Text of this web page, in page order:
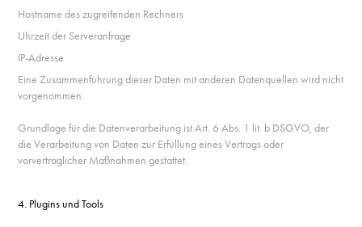
Hostname des zugreifenden Rechners
Uhrzeit der Serveranfrage
IP-Adresse
Eine Zusammenführung dieser Daten mit anderen Datenquellen wird nicht
vorgenommen.
Grundlage für die Datenverarbeitung ist Art. 6 Abs. 1 lit. b DSGVO, der
die Verarbeitung von Daten zur Erfüllung eines Vertrags oder
vorvertraglicher Maßnahmen gestattet.
4. Plugins und Tools